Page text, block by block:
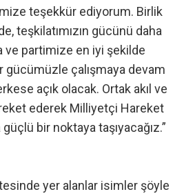
teşekkür ediyorum. Birlik
teşkilatımızın gücünü daha
ve partimize en iyi şekilde
çalışmaya devam
açık olacak. Ortak akıl ve
ederek Milliyetçi Hareket
güçlü bir noktaya taşıyacağız.”
yer alanlar isimler şöyle